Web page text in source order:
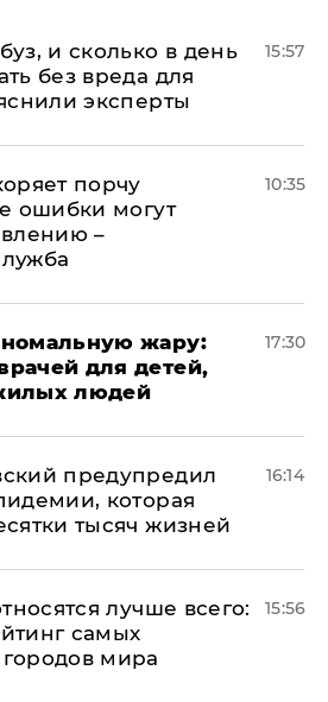
и сколько в день
без вреда для
эксперты
15:57
порчу
ошибки могут
–
10:35
жару:
для детей,
людей
17:30
предупредил
которая
тысяч жизней
16:14
лучше всего:
самых
мира
15:56